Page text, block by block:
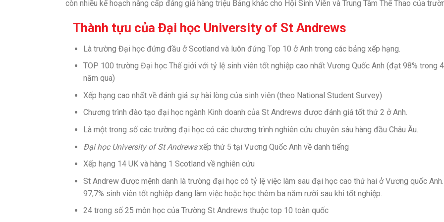
còn nhiều kế hoạch nâng cấp đáng giá hàng triệu Bảng khác cho Hội Sinh Viên và Trung Tâm Thể Thao của
Thành tựu của Đại học University of St Andrews
Là trường Đại học đứng đầu ở Scotland và luôn đứng Top 10 ở Anh trong các bảng xếp hạng.
TOP 100 trường Đại học Thế giới với tỷ lệ sinh viên tốt nghiệp cao nhất Vương Quốc Anh (đạt 98% trong 4
năm qua)
Xếp hạng cao nhất về đánh giá sự hài lòng của sinh viên (theo National Student Survey)
Chương trình đào tạo đại học ngành Kinh doanh của St Andrews được đánh giá tốt thứ 2 ở Anh.
Là một trong số các trường đại học có các chương trình nghiên cứu chuyên sâu hàng đầu Châu Âu.
Đại học University of St Andrewsxếp thứ 5 tại Vương Quốc Anh về danh tiếng
Xếp hạng 14 UK và hàng 1 Scotland về nghiên cứu
St Andrew được mệnh danh là trường đại học có tỷ lệ việc làm sau đại học cao thứ hai ở Vương quốc Anh.
97,7% sinh viên tốt nghiệp đang làm việc hoặc học thêm ba năm rưỡi sau khi tốt nghiệp.
24 trong số 25 môn học của Trường St Andrews thuộc top 10 toàn quốc